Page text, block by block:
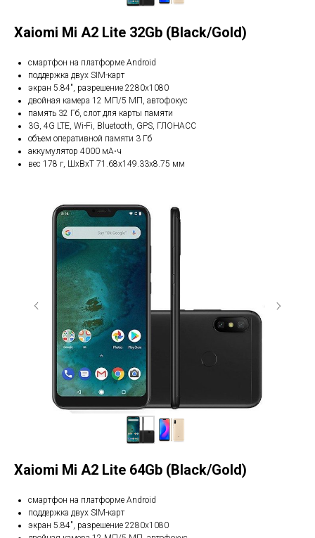
Xaiomi Mi A2 Lite 32Gb (Black/Gold)
смартфон на платформе Android
поддержка двух SIM-карт
экран 5.84", разрешение 2280x1080
двойная камера 12 МП/5 МП, автофокус
память 32 Гб, слот для карты памяти
3G, 4G LTE, Wi-Fi, Bluetooth, GPS, ГЛОНАСС
объем оперативной памяти 3 Гб
аккумулятор 4000 мА⋅ч
вес 178 г, ШxВxТ 71.68x149.33x8.75 мм
Xaiomi Mi A2 Lite 64Gb (Black/Gold)
смартфон на платформе Android
поддержка двух SIM-карт
экран 5.84", разрешение 2280x1080